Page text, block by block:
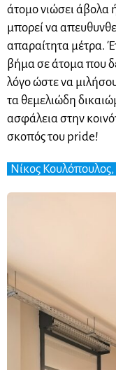
άτομο νιώσει άβολα
μπορεί να
απαραίτητα μέτρα.
βήμα σε άτομα που
λόγο ώστε να
τα θεμελιώδη
ασφάλεια στην
σκοπός του pride!
Νίκος Κουλόπουλος,